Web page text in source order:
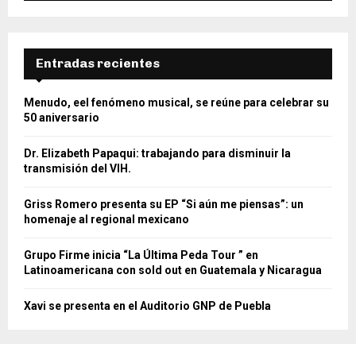
Entradas recientes
Menudo, eel fenómeno musical, se reúne para celebrar su
50 aniversario
Dr. Elizabeth Papaqui: trabajando para disminuir la
transmisión del VIH.
Griss Romero presenta su EP “Si aún me piensas”: un
homenaje al regional mexicano
Grupo Firme inicia “La Última Peda Tour ” en
Latinoamericana con sold out en Guatemala y Nicaragua
Xavi se presenta en el Auditorio GNP de Puebla